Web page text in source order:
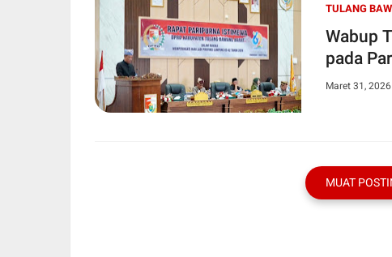
TULANG
Wabup
pada
Maret 31, 2026
MUAT